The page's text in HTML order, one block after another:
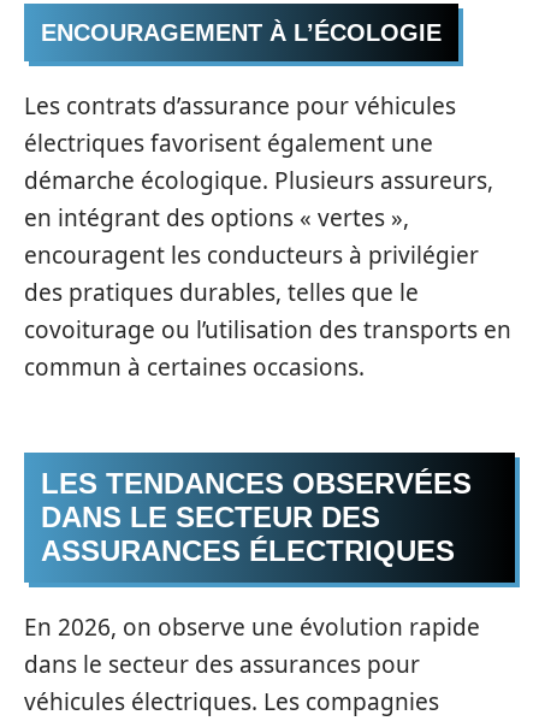
ENCOURAGEMENT À L’ÉCOLOGIE
Les contrats d’assurance pour véhicules
électriques favorisent également une
démarche écologique. Plusieurs assureurs,
en intégrant des options « vertes »,
encouragent les conducteurs à privilégier
des pratiques durables, telles que le
covoiturage ou l’utilisation des transports en
commun à certaines occasions.
LES TENDANCES OBSERVÉES
DANS LE SECTEUR DES
ASSURANCES ÉLECTRIQUES
En 2026, on observe une évolution rapide
dans le secteur des assurances pour
véhicules électriques. Les compagnies